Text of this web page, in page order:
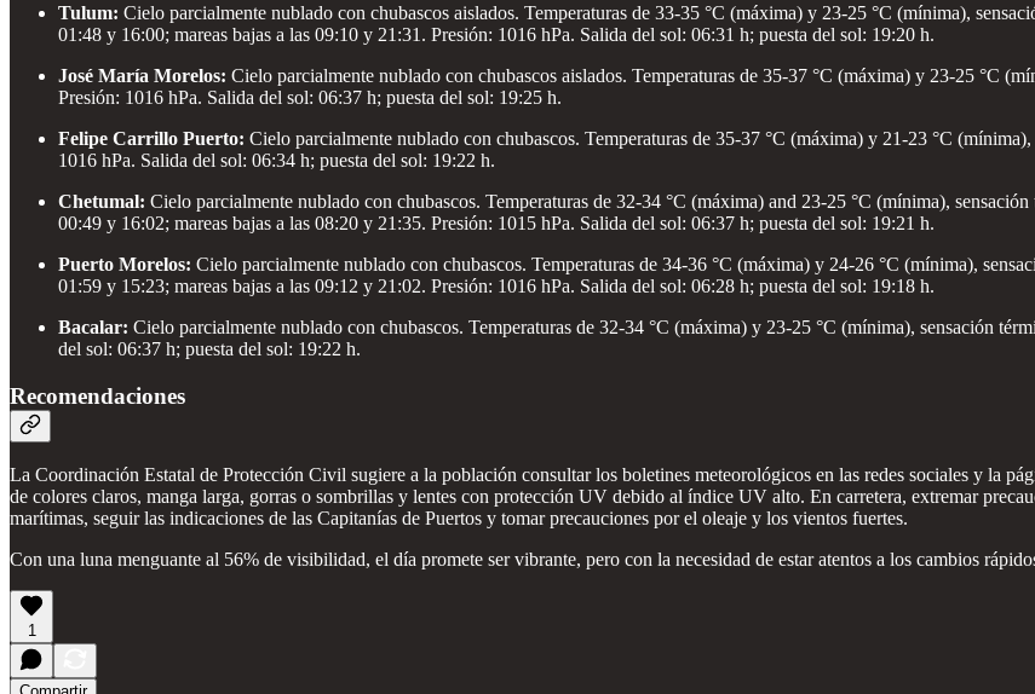
Tulum: Cielo parcialmente nublado con chubascos aislados. Temperaturas de 33-35 °C (máxima) y 23-25 °C (mínima),
01:48 y 16:00; mareas bajas a las 09:10 y 21:31. Presión: 1016 hPa. Salida del sol: 06:31 h; puesta del sol: 19:20 h.
José María Morelos: Cielo parcialmente nublado con chubascos aislados. Temperaturas de 35-37 °C (máxima) y 23-25 °C
Presión: 1016 hPa. Salida del sol: 06:37 h; puesta del sol: 19:25 h.
Felipe Carrillo Puerto: Cielo parcialmente nublado con chubascos. Temperaturas de 35-37 °C (máxima) y 21-23 °C
1016 hPa. Salida del sol: 06:34 h; puesta del sol: 19:22 h.
Chetumal: Cielo parcialmente nublado con chubascos. Temperaturas de 32-34 °C (máxima) and 23-25 °C (mínima),
00:49 y 16:02; mareas bajas a las 08:20 y 21:35. Presión: 1015 hPa. Salida del sol: 06:37 h; puesta del sol: 19:21 h.
Puerto Morelos: Cielo parcialmente nublado con chubascos. Temperaturas de 34-36 °C (máxima) y 24-26 °C (mínima),
01:59 y 15:23; mareas bajas a las 09:12 y 21:02. Presión: 1016 hPa. Salida del sol: 06:28 h; puesta del sol: 19:18 h.
Bacalar: Cielo parcialmente nublado con chubascos. Temperaturas de 32-34 °C (máxima) y 23-25 °C (mínima), sensación
del sol: 06:37 h; puesta del sol: 19:22 h.
Recomendaciones
La Coordinación Estatal de Protección Civil sugiere a la población consultar los boletines meteorológicos en las redes sociales y la
de colores claros, manga larga, gorras o sombrillas y lentes con protección UV debido al índice UV alto. En carretera, extremar
marítimas, seguir las indicaciones de las Capitanías de Puertos y tomar precauciones por el oleaje y los vientos fuertes.
Con una luna menguante al 56% de visibilidad, el día promete ser vibrante, pero con la necesidad de estar atentos a los cambios
1